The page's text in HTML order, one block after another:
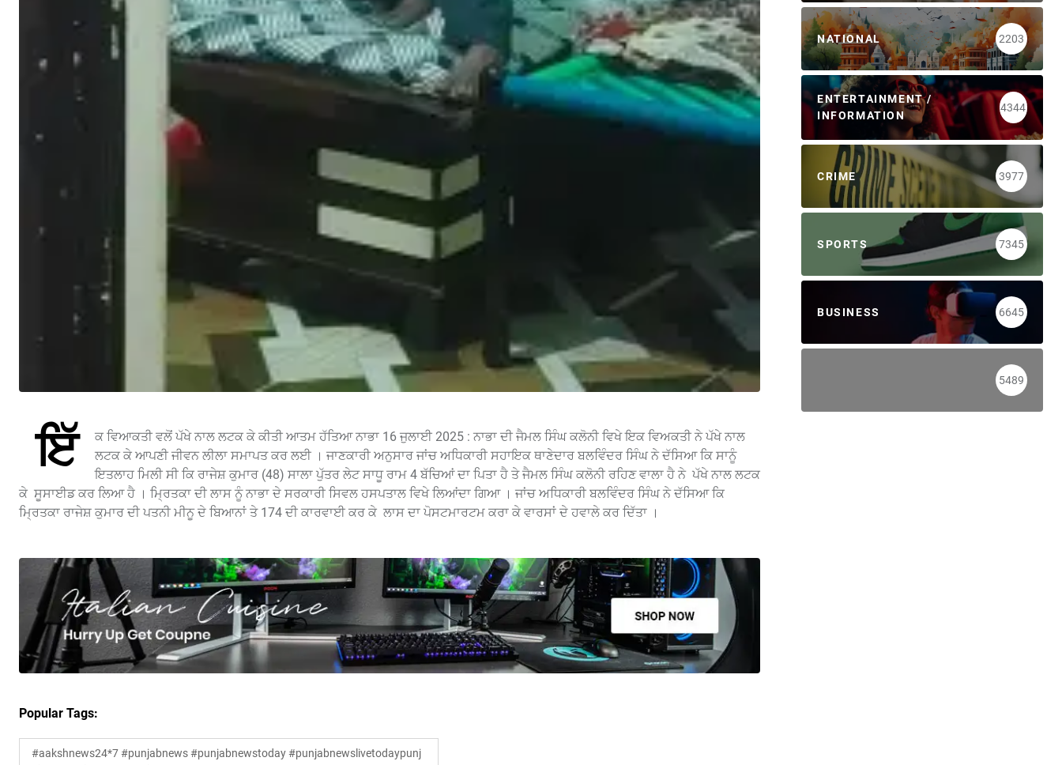
ਇੱ
ਕ ਵਿਆਕਤੀ ਵਲੋਂ ਪੱਖੇ ਨਾਲ ਲਟਕ ਕੇ ਕੀਤੀ ਆਤਮ ਹੱਤਿਆ ਨਾਭਾ 16 ਜੁਲਾਈ 2025 : ਨਾਭਾ ਦੀ ਜੈਮਲ ਸਿੰਘ ਕਲੋਨੀ ਵਿਖੇ ਇਕ ਵਿਅਕਤੀ ਨੇ ਪੱਖੇ ਨਾਲ
ਲਟਕ ਕੇ ਆਪਣੀ ਜੀਵਨ ਲੀਲਾ ਸਮਾਪਤ ਕਰ ਲਈ । ਜਾਣਕਾਰੀ ਅਨੁਸਾਰ ਜਾਂਚ ਅਧਿਕਾਰੀ ਸਹਾਇਕ ਥਾਣੇਦਾਰ ਬਲਵਿੰਦਰ ਸਿੰਘ ਨੇ ਦੱਸਿਆ ਕਿ ਸਾਨੂੰ
ਇਤਲਾਹ ਮਿਲੀ ਸੀ ਕਿ ਰਾਜੇਸ਼ ਕੁਮਾਰ (48) ਸਾਲਾ ਪੁੱਤਰ ਲੇਟ ਸਾਧੂ ਰਾਮ 4 ਬੱਚਿਆਂ ਦਾ ਪਿਤਾ ਹੈ ਤੇ ਜੈਮਲ ਸਿੰਘ ਕਲੋਨੀ ਰਹਿਣ ਵਾਲਾ ਹੈ ਨੇ ਪੱਖੇ ਨਾਲ ਲਟਕ
ਕੇ ਸੂਸਾਈਡ ਕਰ ਲਿਆ ਹੈ । ਮ੍ਰਿਤਕਾ ਦੀ ਲਾਸ ਨੂੰ ਨਾਭਾ ਦੇ ਸਰਕਾਰੀ ਸਿਵਲ ਹਸਪਤਾਲ ਵਿਖੇ ਲਿਆਂਦਾ ਗਿਆ । ਜਾਂਚ ਅਧਿਕਾਰੀ ਬਲਵਿੰਦਰ ਸਿੰਘ ਨੇ ਦੱਸਿਆ ਕਿ
ਮ੍ਰਿਤਕਾ ਰਾਜੇਸ਼ ਕੁਮਾਰ ਦੀ ਪਤਨੀ ਮੀਨੂ ਦੇ ਬਿਆਨਾਂ ਤੇ 174 ਦੀ ਕਾਰਵਾਈ ਕਰ ਕੇ ਲਾਸ ਦਾ ਪੋਸਟਮਾਰਟਮ ਕਰਾ ਕੇ ਵਾਰਸਾਂ ਦੇ ਹਵਾਲੇ ਕਰ ਦਿੱਤਾ ।
Popular Tags:
#aakshnews24*7 #punjabnews #punjabnewstoday #punjabnewslivetodaypunj
NATIONAL 2203
ENTERTAINMENT /
INFORMATION
4344
CRIME 3977
SPORTS 7345
BUSINESS 6645
5489